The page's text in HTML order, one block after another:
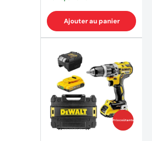
Ajouter au panier
Prix coûtants